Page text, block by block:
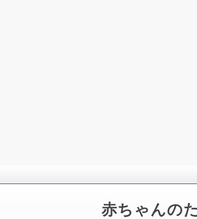
赤ちゃんの